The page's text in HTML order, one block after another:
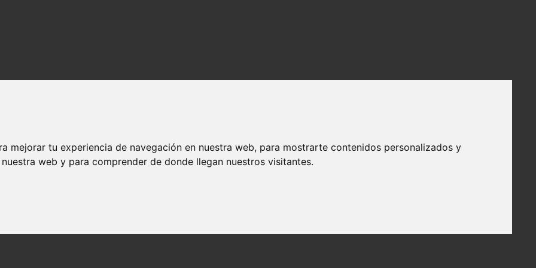
mejorar tu experiencia de navegación en nuestra web, para mostrarte contenidos personalizados y
web y para comprender de donde llegan nuestros visitantes.